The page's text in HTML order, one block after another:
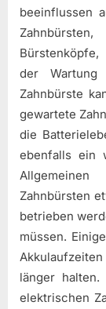
beeinflussen
der
Zahnbürste
gewartete
die
ebenfalls ein
Zahnbürsten
betrieben
müssen.
länger halten.
elektrischen